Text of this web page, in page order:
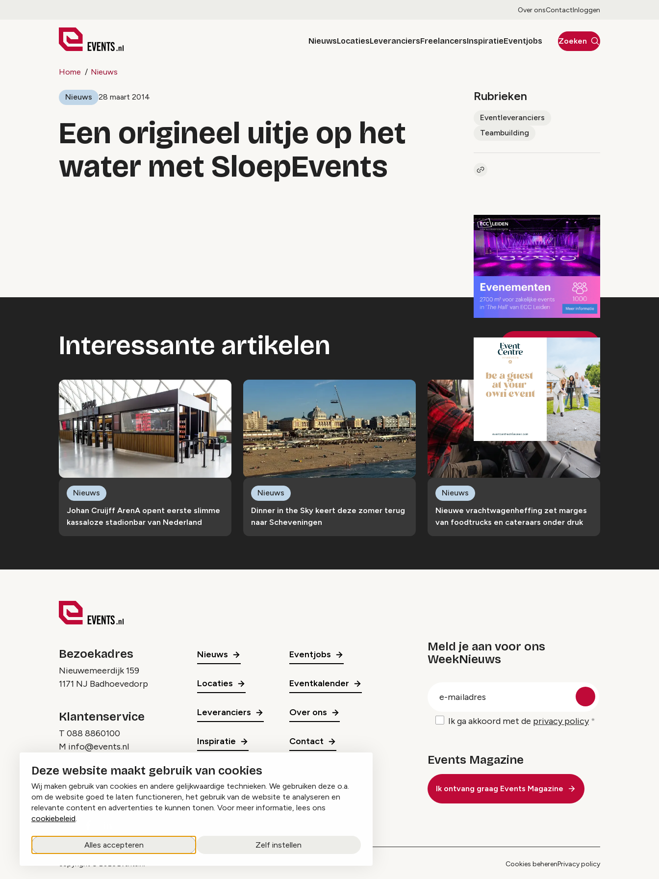
Deze website maakt gebruik van cookies
Wij maken gebruik van cookies en andere gelijkwaardige technieken. We gebruiken deze o.a.
om de website goed te laten functioneren, het gebruik van de website te analyseren en
relevante content en advertenties te kunnen tonen. Voor meer informatie, lees ons
cookiebeleid.
Alles accepteren Zelf instellen
Over onsContactInloggen
NieuwsLocatiesLeveranciersFreelancersInspiratieEventjobs Zoeken
Home Nieuws
Nieuws 28 maart 2014
Een origineel uitje op het
water met SloepEvents
Rubrieken
Eventleveranciers
Teambuilding
Kopieer link naar artikel
Interessante artikelen Bekijk meer nieuws
Johan Cruijff ArenA opent eerste slimme
kassaloze stadionbar van Nederland
Nieuws
Dinner in the Sky keert deze zomer terug
naar Scheveningen
Nieuws
Nieuwe vrachtwagenheffing zet marges
van foodtrucks en cateraars onder druk
Nieuws
Bezoekadres
Nieuwemeerdijk 159
1171 NJ Badhoevedorp
Klantenservice
T 088 8860100
M info@events.nl
Nieuws
Locaties
Leveranciers
Inspiratie
Eventjobs
Eventkalender
Over ons
Contact
Meld je aan voor ons
WeekNieuws
Ik ga akkoord met de privacy policy
Events Magazine
Ik ontvang graag Events Magazine
Cookies beherenPrivacy policy
copyright © 2026 Events.nl